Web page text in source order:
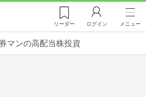
リーダー ログイン メニュー
マンの高配当株投資